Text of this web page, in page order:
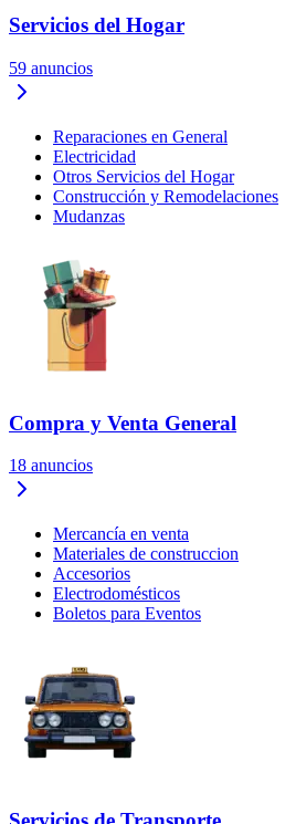
Servicios del Hogar
59 anuncios
Reparaciones en General
Electricidad
Otros Servicios del Hogar
Construcción y Remodelaciones
Mudanzas
Compra y Venta General
18 anuncios
Mercancía en venta
Materiales de construccion
Accesorios
Electrodomésticos
Boletos para Eventos